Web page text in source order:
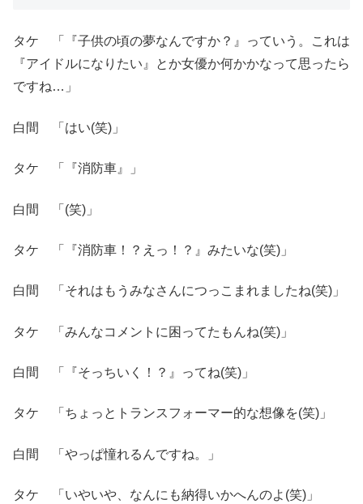
タケ 「『子供の頃の夢なんですか？』っていう。これは
『アイドルになりたい』とか女優か何かかなって思ったら
ですね…」
白間 「はい(笑)」
タケ 「『消防車』」
白間 「(笑)」
タケ 「『消防車！？えっ！？』みたいな(笑)」
白間 「それはもうみなさんにつっこまれましたね(笑)」
タケ 「みんなコメントに困ってたもんね(笑)」
白間 「『そっちいく！？』ってね(笑)」
タケ 「ちょっとトランスフォーマー的な想像を(笑)」
白間 「やっぱ憧れるんですね。」
タケ 「いやいや、なんにも納得いかへんのよ(笑)」